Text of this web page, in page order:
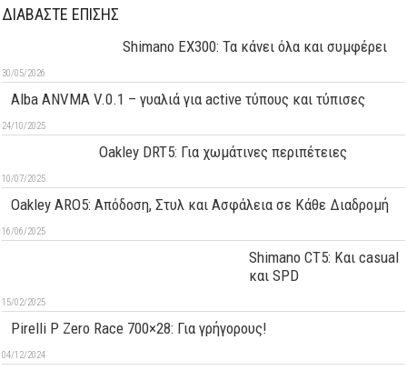
ΔΙΑΒΑΣΤΕ ΕΠΙΣΗΣ
Shimano EX300: Τα κάνει όλα και συμφέρει
30/05/2026
Alba ANVMA V.0.1 – γυαλιά για active τύπους και τύπισες
24/10/2025
Oakley DRT5: Για χωμάτινες περιπέτειες
10/07/2025
Oakley ARO5: Απόδοση, Στυλ και Ασφάλεια σε Κάθε Διαδρομή
16/06/2025
Shimano CT5: Και casual
και SPD
15/02/2025
Pirelli P Zero Race 700×28: Για γρήγορους!
04/12/2024